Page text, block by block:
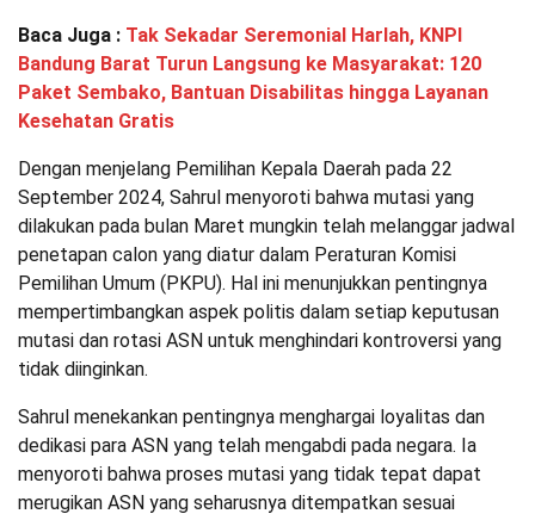
Baca Juga : Tak Sekadar Seremonial Harlah, KNPI
Bandung Barat Turun Langsung ke Masyarakat: 120
Paket Sembako, Bantuan Disabilitas hingga Layanan
Kesehatan Gratis
Dengan menjelang Pemilihan Kepala Daerah pada 22
September 2024, Sahrul menyoroti bahwa mutasi yang
dilakukan pada bulan Maret mungkin telah melanggar jadwal
penetapan calon yang diatur dalam Peraturan Komisi
Pemilihan Umum (PKPU). Hal ini menunjukkan pentingnya
mempertimbangkan aspek politis dalam setiap keputusan
mutasi dan rotasi ASN untuk menghindari kontroversi yang
tidak diinginkan.
Sahrul menekankan pentingnya menghargai loyalitas dan
dedikasi para ASN yang telah mengabdi pada negara. Ia
menyoroti bahwa proses mutasi yang tidak tepat dapat
merugikan ASN yang seharusnya ditempatkan sesuai